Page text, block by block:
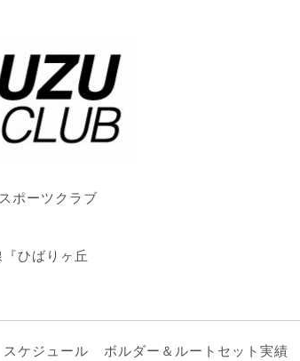
ポーツクラブ
ひばりヶ丘
スケジュール ボルダー＆ルートセット実績